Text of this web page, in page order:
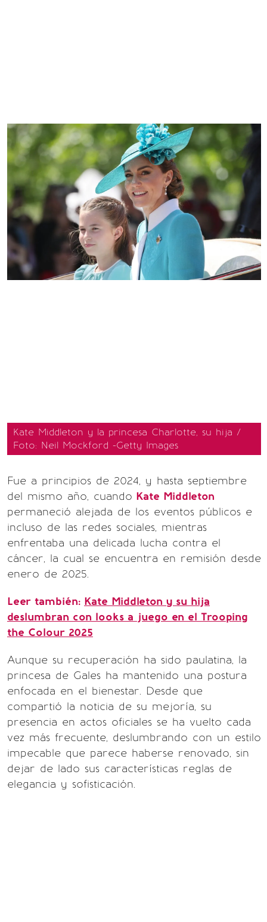
Kate Middleton y la princesa Charlotte, su hija /
Foto: Neil Mockford -Getty Images
Fue a principios de 2024, y hasta septiembre
del mismo año, cuando Kate Middleton
permaneció alejada de los eventos públicos e
incluso de las redes sociales, mientras
enfrentaba una delicada lucha contra el
cáncer, la cual se encuentra en remisión desde
enero de 2025.
Leer también: Kate Middleton y su hija
deslumbran con looks a juego en el Trooping
the Colour 2025
Aunque su recuperación ha sido paulatina, la
princesa de Gales ha mantenido una postura
enfocada en el bienestar. Desde que
compartió la noticia de su mejoría, su
presencia en actos oficiales se ha vuelto cada
vez más frecuente, deslumbrando con un estilo
impecable que parece haberse renovado, sin
dejar de lado sus características reglas de
elegancia y sofisticación.